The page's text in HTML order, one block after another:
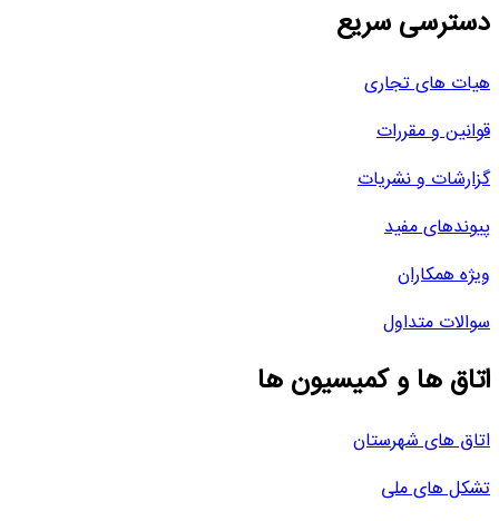
دسترسی سریع
هیات های تجاری
قوانین و مقررات
گزارشات و نشریات
پیوندهای مفید
ویژه همکاران
سوالات متداول
اتاق ها و کمیسیون ها
اتاق های شهرستان
تشکل های ملی